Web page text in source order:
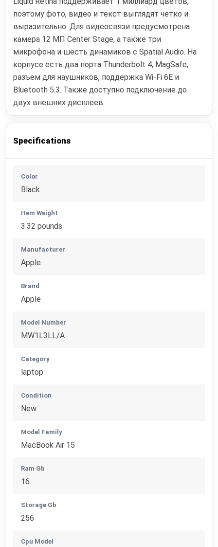
поэтому фото, видео и текст выглядят четко и
выразительно. Для видеосвязи предусмотрена
камера 12 МП Center Stage, а также три
микрофона и шесть динамиков с Spatial Audio. На
корпусе есть два порта Thunderbolt 4, MagSafe,
разъем для наушников, поддержка Wi‑Fi 6E и
Bluetooth 5.3. Также доступно подключение до
двух внешних дисплеев.
Specifications
Color
Black
Item Weight
3.32 pounds
Manufacturer
Apple
Brand
Apple
Model Number
MW1L3LL/A
Category
laptop
Condition
New
Model Family
MacBook Air 15
Ram Gb
16
Storage Gb
256
Cpu Model